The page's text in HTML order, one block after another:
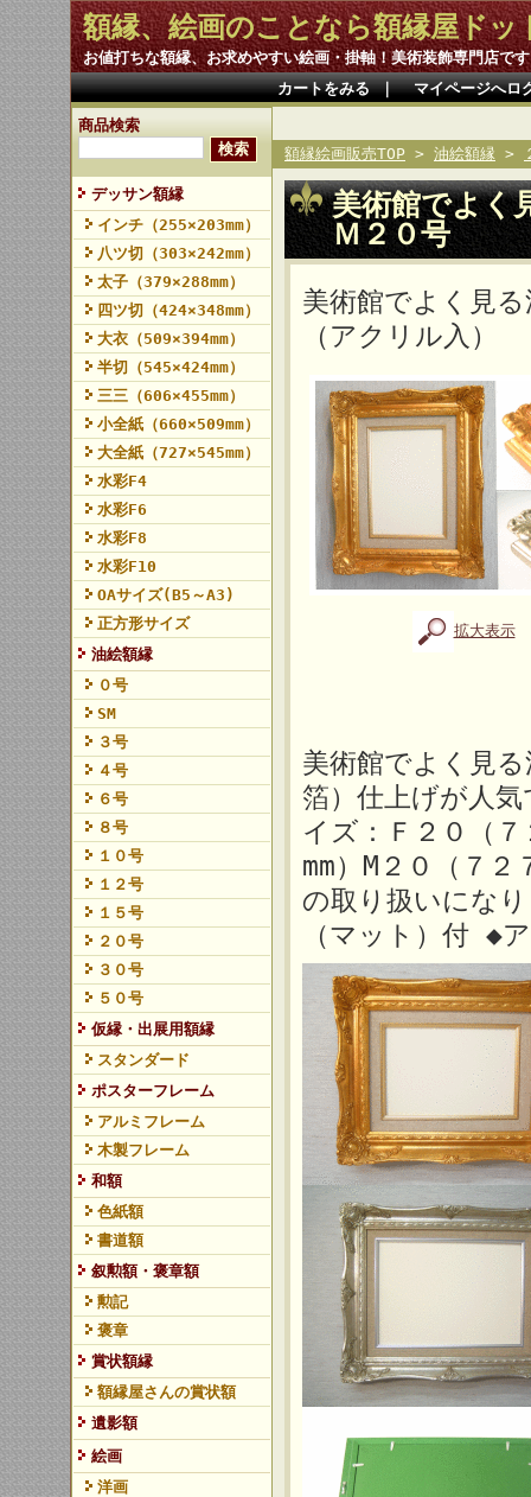
額縁、絵画のことなら額縁屋ドッ
お値打ちな額縁、お求めやすい絵画・掛軸！美術装飾専門店で
カートをみる｜ マイページへロ
商品検索
デッサン額縁
インチ（255×203mm）
八ツ切（303×242mm）
太子（379×288mm）
四ツ切（424×348mm）
大衣（509×394mm）
半切（545×424mm）
三三（606×455mm）
小全紙（660×509mm）
大全紙（727×545mm）
水彩F4
水彩F6
水彩F8
水彩F10
OAサイズ(B5～A3)
正方形サイズ
油絵額縁
０号
SM
３号
４号
６号
８号
１０号
１２号
１５号
２０号
３０号
５０号
仮縁・出展用額縁
スタンダード
ポスターフレーム
アルミフレーム
木製フレーム
和額
色紙額
書道額
叙勲額・褒章額
勲記
褒章
賞状額縁
額縁屋さんの賞状額
遺影額
絵画
洋画
額縁絵画販売TOP > 油絵額縁 >
美術館でよく
Ｍ２０号
美術館でよく見
（アクリル入）
拡大表示
美術館でよく見
箔）仕上げが人
イズ：Ｆ２０（７
mm）M２０（７
の取り扱いにな
（マット）付 ◆